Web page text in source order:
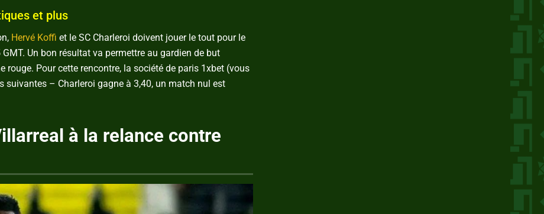
et plus
Hervé Koffi et le SC Charleroi doivent jouer le tout pour le
Un bon résultat va permettre au gardien de but
rouge. Pour cette rencontre, la société de paris 1xbet (vous
suivantes – Charleroi gagne à 3,40, un match nul est
à la relance contre